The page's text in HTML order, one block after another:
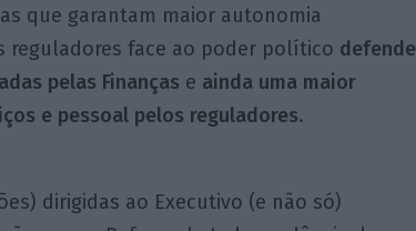
que garantam maior autonomia
reguladores face ao poder político defende
pelas Finanças e ainda uma maior
e pessoal pelos reguladores.
dirigidas ao Executivo (e não só)